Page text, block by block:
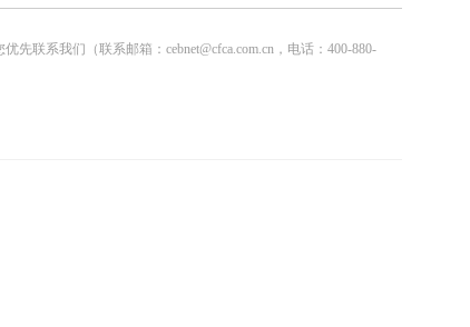
联系我们（联系邮箱：cebnet@cfca.com.cn，电话：400-880-